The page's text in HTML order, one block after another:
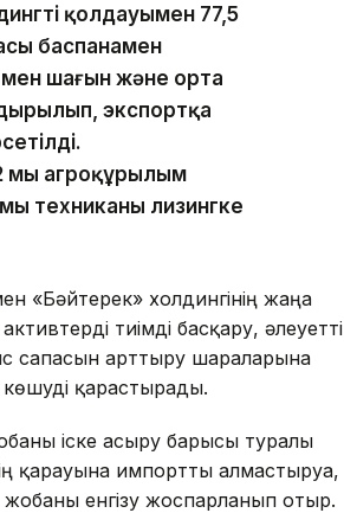
қолдауымен 77,5
баспанамен
мен шағын және орта
экспортқа
мың агроқұрылым
техниканы лизингке
«Бәйтерек» холдингінің жаңа
тиімді басқару, әлеуетті
сапасын арттыру шараларына
көшуді қарастырады.
іске асыру барысы туралы
қарауына импортты алмастыруға,
жобаны енгізу жоспарланып отыр.